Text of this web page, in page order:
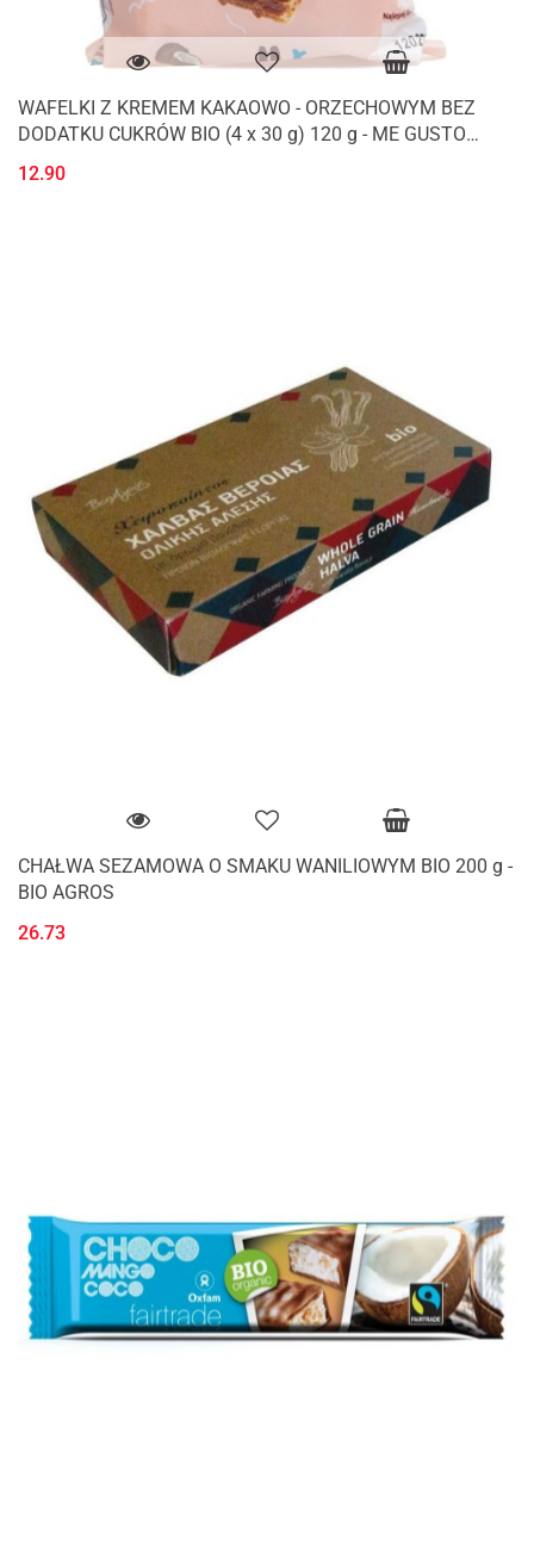
WAFELKI Z KREMEM KAKAOWO - ORZECHOWYM BEZ
DODATKU CUKRÓW BIO (4 x 30 g) 120 g - ME GUSTO
12.90
CHAŁWA SEZAMOWA O SMAKU WANILIOWYM BIO 200 g -
BIO AGROS
26.73